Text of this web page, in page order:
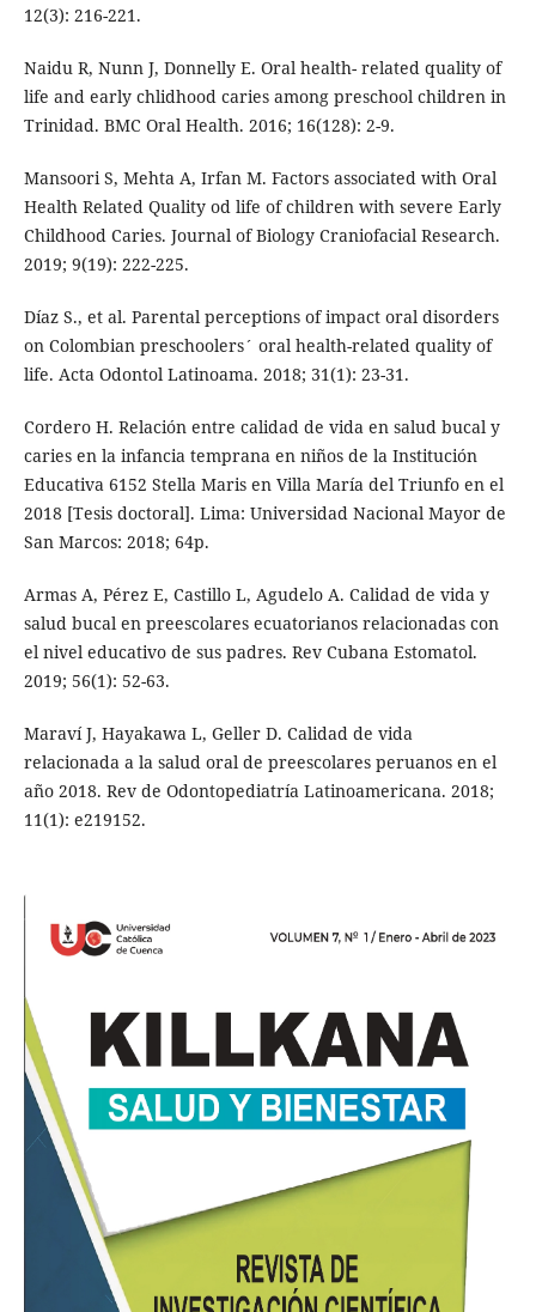
12(3): 216-221.
Naidu R, Nunn J, Donnelly E. Oral health- related quality of
life and early chlidhood caries among preschool children in
Trinidad. BMC Oral Health. 2016; 16(128): 2-9.
Mansoori S, Mehta A, Irfan M. Factors associated with Oral
Health Related Quality od life of children with severe Early
Childhood Caries. Journal of Biology Craniofacial Research.
2019; 9(19): 222-225.
Díaz S., et al. Parental perceptions of impact oral disorders
on Colombian preschoolers´ oral health-related quality of
life. Acta Odontol Latinoama. 2018; 31(1): 23-31.
Cordero H. Relación entre calidad de vida en salud bucal y
caries en la infancia temprana en niños de la Institución
Educativa 6152 Stella Maris en Villa María del Triunfo en el
2018 [Tesis doctoral]. Lima: Universidad Nacional Mayor de
San Marcos: 2018; 64p.
Armas A, Pérez E, Castillo L, Agudelo A. Calidad de vida y
salud bucal en preescolares ecuatorianos relacionadas con
el nivel educativo de sus padres. Rev Cubana Estomatol.
2019; 56(1): 52-63.
Maraví J, Hayakawa L, Geller D. Calidad de vida
relacionada a la salud oral de preescolares peruanos en el
año 2018. Rev de Odontopediatría Latinoamericana. 2018;
11(1): e219152.